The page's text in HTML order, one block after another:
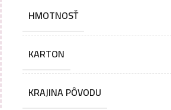
HMOTNOSŤ
KARTON
KRAJINA PÔVODU